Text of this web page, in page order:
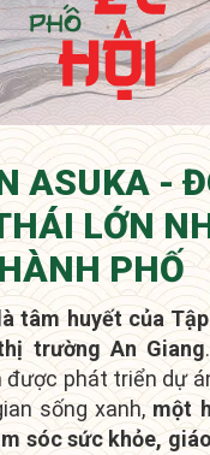
ASUKA -
LỚN
PHỐ
tâm huyết của
trường An Giang
được phát triển dự
sống xanh, một
sóc sức khỏe,